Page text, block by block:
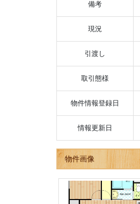
備考
現況
引渡し
取引態様
物件情報登録日
情報更新日
物件画像